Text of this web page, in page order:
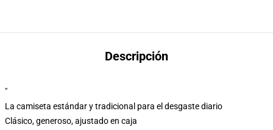
Descripción
"
La camiseta estándar y tradicional para el desgaste diario
Clásico, generoso, ajustado en caja